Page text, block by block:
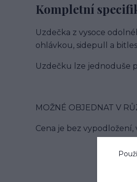
Kompletní
Uzdečka z vysoce
ohlávkou, sidepull a
Uzdečku lze jednoduše
MOŽNÉ OBJEDNAT V
Cena je bez